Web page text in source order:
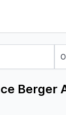
Berger